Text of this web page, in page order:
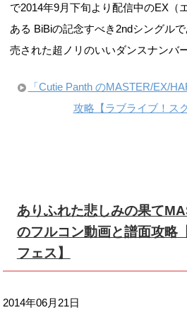
で2014年9月下旬より配信中のEX（
ある BiBiの記念すべき2ndシングル
売された超ノリのいいダンスナンバ
「Cutie Panth のMASTER/EX/
攻略【ラブライブ！ス
ありふれた悲しみの果て
のフルコン動画と譜面攻略
フェス】
2014年06月21日